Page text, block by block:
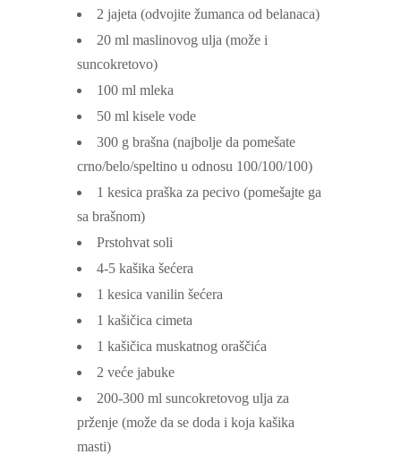
2 jajeta (odvojite žumanca od belanaca)
20 ml maslinovog ulja (može i
suncokretovo)
100 ml mleka
50 ml kisele vode
300 g brašna (najbolje da pomešate
crno/belo/speltino u odnosu 100/100/100)
1 kesica praška za pecivo (pomešajte ga
sa brašnom)
Prstohvat soli
4-5 kašika šećera
1 kesica vanilin šećera
1 kašičica cimeta
1 kašičica muskatnog oraščića
2 veće jabuke
200-300 ml suncokretovog ulja za
prženje (može da se doda i koja kašika
masti)